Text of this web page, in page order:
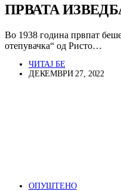
ПРВАТА
Во 1938 година првпат
отепувачка“ од Ристо…
ЧИТАЈ БЕ
ДЕКЕМВРИ 27, 2022
ОПУШТЕНО